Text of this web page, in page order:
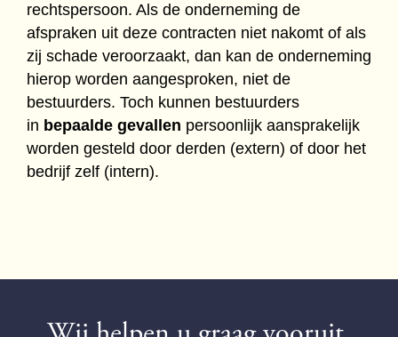
rechtspersoon. Als de onderneming de
afspraken uit deze contracten niet nakomt of als
zij schade veroorzaakt, dan kan de onderneming
hierop worden aangesproken, niet de
bestuurders. Toch kunnen bestuurders
in bepaalde gevallen persoonlijk aansprakelijk
worden gesteld door derden (extern) of door het
bedrijf zelf (intern).